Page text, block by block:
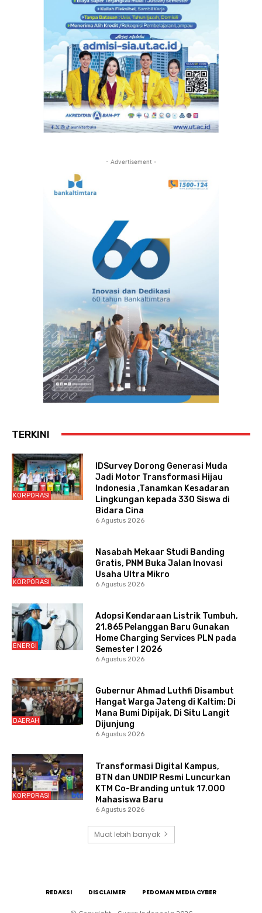
- Advertisement -
TERKINI
KORPORASI
IDSurvey Dorong Generasi Muda
Jadi Motor Transformasi Hijau
Indonesia ,Tanamkan Kesadaran
Lingkungan kepada 330 Siswa di
Bidara Cina
6 Agustus 2026
KORPORASI
Nasabah Mekaar Studi Banding
Gratis, PNM Buka Jalan Inovasi
Usaha Ultra Mikro
6 Agustus 2026
ENERGI
Adopsi Kendaraan Listrik Tumbuh,
21.865 Pelanggan Baru Gunakan
Home Charging Services PLN pada
Semester I 2026
6 Agustus 2026
DAERAH
Gubernur Ahmad Luthfi Disambut
Hangat Warga Jateng di Kaltim: Di
Mana Bumi Dipijak, Di Situ Langit
Dijunjung
6 Agustus 2026
KORPORASI
Transformasi Digital Kampus,
BTN dan UNDIP Resmi Luncurkan
KTM Co-Branding untuk 17.000
Mahasiswa Baru
6 Agustus 2026
Muat lebih banyak
REDAKSI DISCLAIMER PEDOMAN MEDIA CYBER